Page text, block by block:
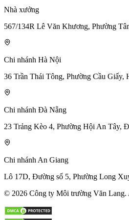
Nhà xưởng
567/134R Lê Văn Khương, Phường
Chi nhánh Hà Nội
36 Trần Thái Tông, Phường Cầu Giấy,
Chi nhánh Đà Nẵng
23 Trảng Kèo 4, Phường Hội An Tây,
Chi nhánh An Giang
Lô 17D, Đường số 5, Phường Long
© 2026 Công ty Môi trường Văn Lang.